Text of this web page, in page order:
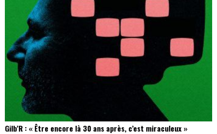
Gilb’R : « Être encore là 30 ans après, c’est miraculeux »